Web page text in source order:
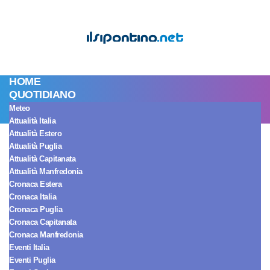
HOME
QUOTIDIANO
Meteo
Attualità Italia
Attualità Estero
Attualità Puglia
Attualità Capitanata
Attualità Manfredonia
Cronaca Estera
Cronaca Italia
Cronaca Puglia
Cronaca Capitanata
Cronaca Manfredonia
Eventi Italia
Eventi Puglia
Spettacolo Italia
Javier Martinez,
siparietto con
Helena Prestes:
“Non ci sono